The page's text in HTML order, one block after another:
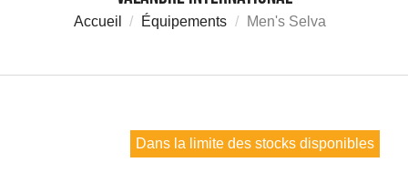
Accueil Équipements Men's Selva
Dans la limite des stocks disponibles